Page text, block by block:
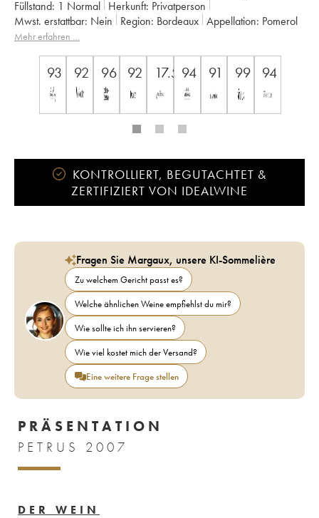
Füllstand: 1 Normal Herkunft:
privatperson
Mwst. erstattbar:
nein Region: Bordeaux Appellation: Pomerol
Eigentümer:
Mehr erfahren …
93 92 96 92 17.5 94 91 99 94
KONTROLLIERT, BEGUTACHTET &
ZERTIFIZIERT VON IDEALWINE
Fragen Sie Margaux, unsere KI-Sommelière
Zu welchem Gericht passt es?
Welche ähnlichen Weine empfiehlst du mir?
Wie sollte ich ihn servieren?
Wie viel kostet mich der Versand?
Eine weitere Frage stellen
PRÄSENTATION
PETRUS 2007
DER WEIN